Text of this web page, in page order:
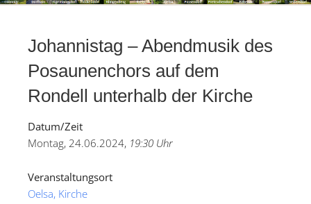
Johannistag – Abendmusik des
Posaunenchors auf dem
Rondell unterhalb der Kirche
Datum/Zeit
Montag, 24.06.2024, 19:30 Uhr
Veranstaltungsort
Oelsa, Kirche